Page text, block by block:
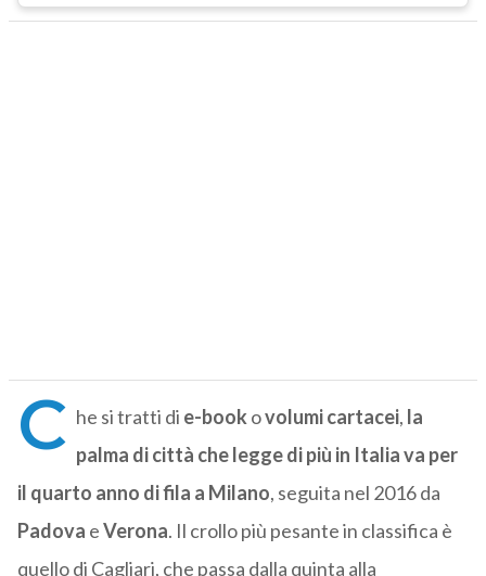
C he si tratti di e-bookovolumi cartacei, la
palma di città che legge di più in Italia va per
il quarto anno di fila a Milano, seguita nel 2016 da
Padova eVerona. Il crollo più pesante in classifica è
quello di Cagliari, che passa dalla quinta alla